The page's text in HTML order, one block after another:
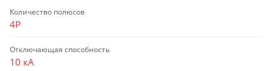
Количество полюсов
4P
Отключающая способность
10 кА